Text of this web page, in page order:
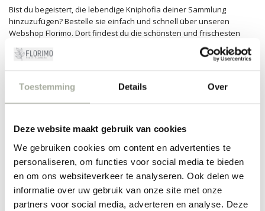
Toestemming Details Over
Deze website maakt gebruik van cookies
We gebruiken cookies om content en advertenties te
personaliseren, om functies voor social media te bieden
en om ons websiteverkeer te analyseren. Ook delen we
informatie over uw gebruik van onze site met onze
partners voor social media, adverteren en analyse. Deze
Bist du begeistert, die lebendige Kniphofia deiner Sammlung
hinzuzufügen? Bestelle sie einfach und schnell über unseren
Webshop Florimo. Dort findest du die schönsten und frischesten
Blumen, die direkt vom Züchter kommen. Als stolzer Verkäufer der
Kniphofia stehen wir bereit, dir mit Fragen zu helfen und geben
deinen Raum mit ihrem warmen Glanz erleuchten.
KEINE PRODUKTE GEFUNDEN!